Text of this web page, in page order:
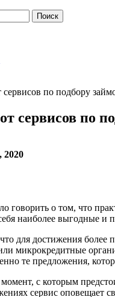
сервисов по подбору
сервисов по
2020
говорить о том, что
наиболее выгодные и
для достижения более
микрокредитные
те предложения,
с которым
сервис оповещает